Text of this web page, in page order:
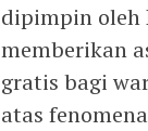
dipimpin oleh
memberikan
gratis bagi
atas